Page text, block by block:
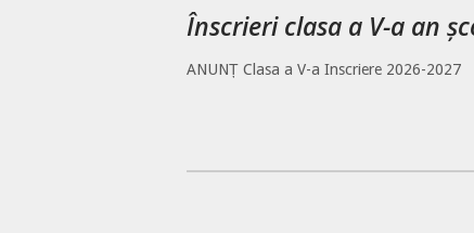
Înscrieri clasa a V-a an
ANUNȚ Clasa a V-a Inscriere 2026-2027